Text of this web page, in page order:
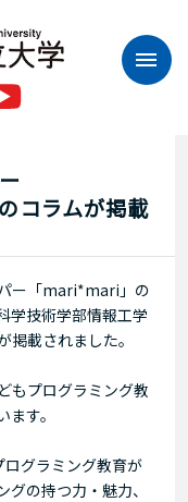
コラムが掲載
ー「mari*mari」の
学技術学部情報工学
載されました。
もプログラミング教
す。
グラミング教育が
の持つ力・魅力、